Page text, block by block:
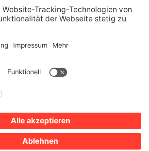
WICHTIGE LINKS
über unsTourist-Information
zur Barrierefreiheit